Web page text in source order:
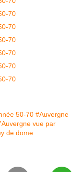
50-70 #Auvergne
vue par
de dome